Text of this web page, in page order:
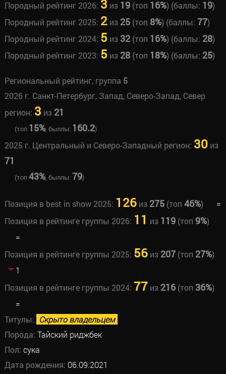
Породный рейтинг 2026: 3 из 19(топ 16%) (баллы: 19)
Породный рейтинг 2025: 2из 25(топ 8%) (баллы: 77)
Породный рейтинг 2024: 5из 32(топ 16%) (баллы: 28)
Породный рейтинг 2023: 5из 28(топ 18%) (баллы: 25)
Региональный рейтинг, группа 5
2026 г. Санкт-Петербург, Запад, Северо-Запад, Север
регион: 3 из 21
(топ 15%, быллы: 160.2)
2025 г. Центральный и Северо-Западный регион: 30из
71
(топ43%, быллы:79)
Позиция в best in show 2025: 126из 275(топ 46%)
=
Позиция в рейтинге группы 2026: 11 из 119(топ 9%)
=
Позиция в рейтинге группы 2025: 56из 207(топ 27%)
1
Позиция в рейтинге группы 2024: 77 из 216(топ 36%)
=
Титулы: Скрыто владельцем
Порода: Тайский риджбек
Пол: сука
Дата рождения: 06.09.2021